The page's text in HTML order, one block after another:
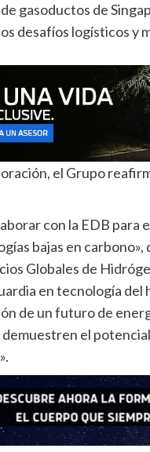
gasoductos de
desafíos logísticos y
el Grupo
con la EDB
bajas en
Globales de
en tecnología
de un futuro de
el